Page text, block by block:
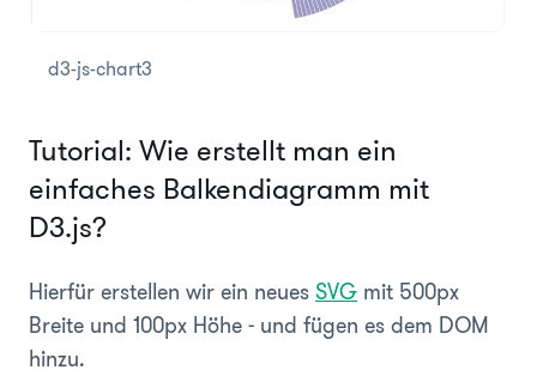
d3-js-chart3
Tutorial: Wie erstellt man ein
einfaches Balkendiagramm mit
D3.js?
Hierfür erstellen wir ein neues SVG mit 500px
Breite und 100px Höhe - und fügen es dem DOM
hinzu.